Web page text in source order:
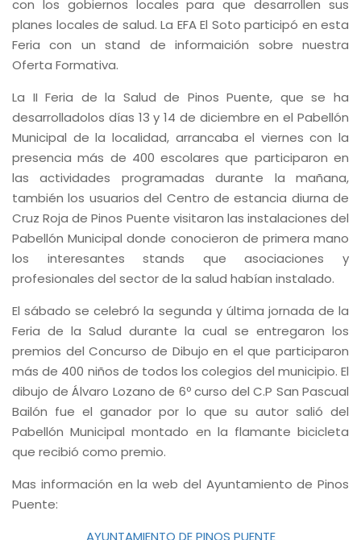
con los gobiernos locales para que desarrollen sus
planes locales de salud. La EFA El Soto participó en esta
Feria con un stand de informaición sobre nuestra
Oferta Formativa.
La II Feria de la Salud de Pinos Puente, que se ha
desarrolladolos días 13 y 14 de diciembre en el Pabellón
Municipal de la localidad, arrancaba el viernes con la
presencia más de 400 escolares que participaron en
las actividades programadas durante la mañana,
también los usuarios del Centro de estancia diurna de
Cruz Roja de Pinos Puente visitaron las instalaciones del
Pabellón Municipal donde conocieron de primera mano
los interesantes stands que asociaciones y
profesionales del sector de la salud habían instalado.
El sábado se celebró la segunda y última jornada de la
Feria de la Salud durante la cual se entregaron los
premios del Concurso de Dibujo en el que participaron
más de 400 niños de todos los colegios del municipio. El
dibujo de Álvaro Lozano de 6º curso del C.P San Pascual
Bailón fue el ganador por lo que su autor salió del
Pabellón Municipal montado en la flamante bicicleta
que recibió como premio.
Mas información en la web del Ayuntamiento de Pinos
Puente:
AYUNTAMIENTO DE PINOS PUENTE